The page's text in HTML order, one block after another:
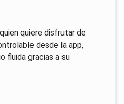
quiere disfrutar de
desde la app,
fluida gracias a su